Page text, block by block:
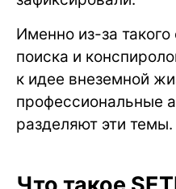
Именно из-за
поиска и
к идее внеземной
профессиональные
разделяют эти темы.